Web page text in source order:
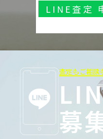
LINE査定
査定もご相談
募